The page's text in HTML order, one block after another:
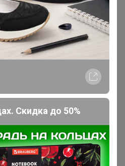
Скидка до 50%